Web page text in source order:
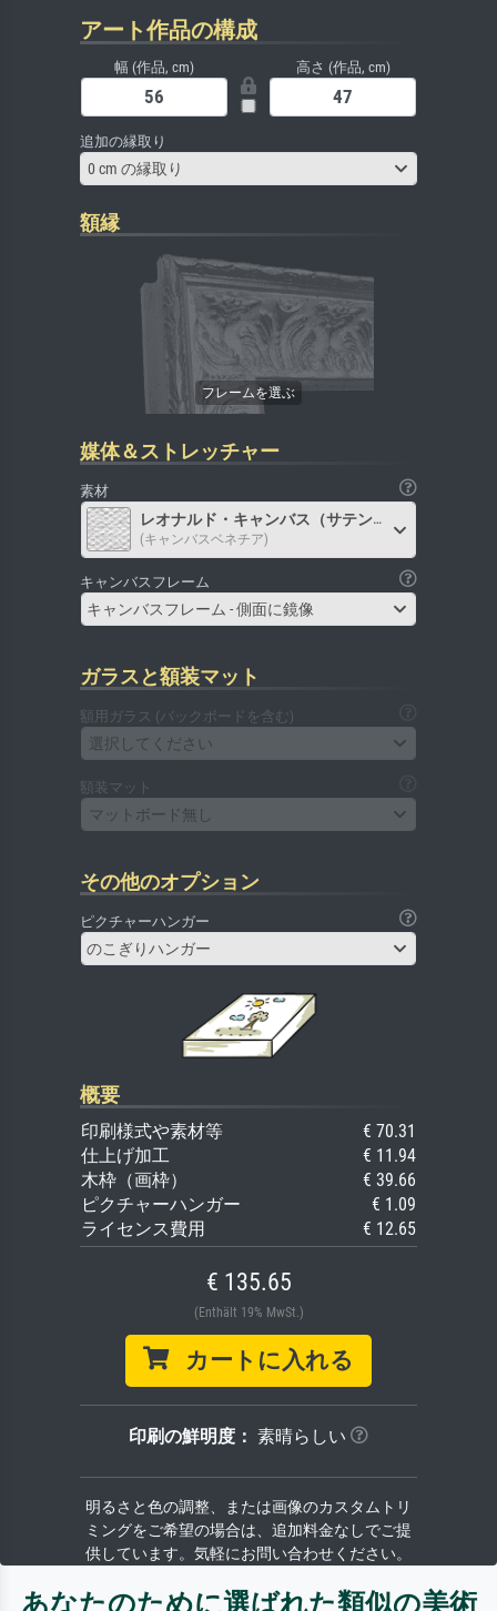
アート作品の構成
幅 (作品, cm) 高さ (作品, cm)
追加の縁取り
0 cm の縁取り
額縁
媒体＆ストレッチャー
素材
レオナルド・キャンバス（サテン）
(キャンバスベネチア)
キャンバスフレーム
キャンバスフレーム - 側面に鏡像
ガラスと額装マット
額用ガラス (バックボードを含む)
選択してください
額装マット
マットボード無し
その他のオプション
ピクチャーハンガー
のこぎりハンガー
概要
印刷様式や素材等
€ 70.31
仕上げ加工
€ 11.94
木枠（画枠）
€ 39.66
ピクチャーハンガー
€ 1.09
ライセンス費用
€ 12.65
€ 135.65
(Enthält 19% MwSt.)
カートに入れる
印刷の鮮明度： 素晴らしい
明るさと色の調整、または画像のカスタムトリ
ミングをご希望の場合は、追加料金なしでご提
供しています。気軽にお問い合わせください。
あなたのために選ばれた類似の美術